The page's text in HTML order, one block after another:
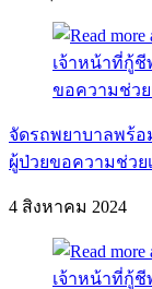
จัดรถพยาบาลพร้อ
ผู้ป่วยขอความช่ว
4 สิงหาคม 2024